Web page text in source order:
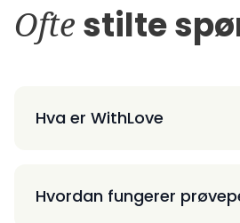
Ofte stilte
Hva er WithLove
Hvordan fungerer